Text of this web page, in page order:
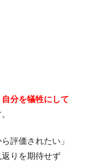
分を犠牲にして
評価されたい」
返りを期待せず